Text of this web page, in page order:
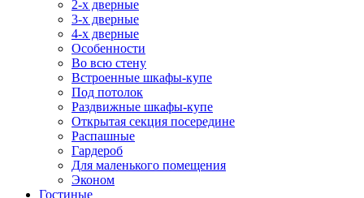
2-х дверные
3-х дверные
4-х дверные
Особенности
Во всю стену
Встроенные шкафы-купе
Под потолок
Раздвижные шкафы-купе
Открытая секция посередине
Распашные
Гардероб
Для маленького помещения
Эконом
Гостиные